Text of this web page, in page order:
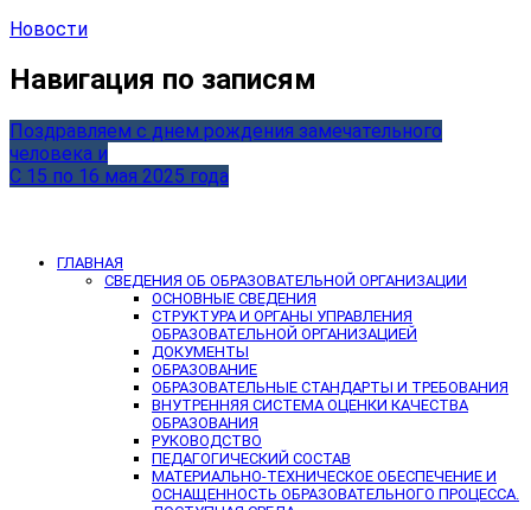
Новости
Навигация по записям
Поздравляем с днем рождения замечательного
человека и
С 15 по 16 мая 2025 года
ГЛАВНАЯ
СВЕДЕНИЯ ОБ ОБРАЗОВАТЕЛЬНОЙ ОРГАНИЗАЦИИ
ОСНОВНЫЕ СВЕДЕНИЯ
СТРУКТУРА И ОРГАНЫ УПРАВЛЕНИЯ
ОБРАЗОВАТЕЛЬНОЙ ОРГАНИЗАЦИЕЙ
ДОКУМЕНТЫ
ОБРАЗОВАНИЕ
ОБРАЗОВАТЕЛЬНЫЕ СТАНДАРТЫ И ТРЕБОВАНИЯ
ВНУТРЕННЯЯ СИСТЕМА ОЦЕНКИ КАЧЕСТВА
ОБРАЗОВАНИЯ
РУКОВОДСТВО
ПЕДАГОГИЧЕСКИЙ СОСТАВ
МАТЕРИАЛЬНО-ТЕХНИЧЕСКОЕ ОБЕСПЕЧЕНИЕ И
ОСНАЩЕННОСТЬ ОБРАЗОВАТЕЛЬНОГО ПРОЦЕССА.